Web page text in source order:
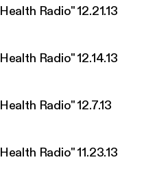
thyroid
diabetes, hormone
such as ADHD
Radio" 12.21.13
Radio" 12.14.13
Radio" 12.7.13
Radio" 11.23.13